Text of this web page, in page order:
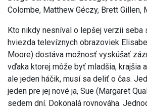
Colombe, Matthew Géczy, Brett Gillen,
Kto nikdy nesníval o lepšej verzii seba
hviezda televíznych obrazoviek
Moore) dostáva možnosť vyskúšať
vďaka ktorej môže byť mladšia, krajšia
ale jeden háčik, musí sa deliť o čas.
jeden pre jej nové ja, Sue (Margaret
sedem dní. Dokonalá rovnováha.